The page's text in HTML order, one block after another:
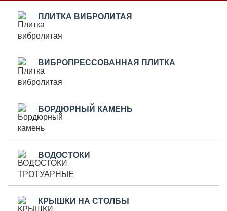
ПЛИТКА ВИБРОЛИТАЯ
ВИБРОПРЕССОВАННАЯ ПЛИТКА
БОРДЮРНЫЙ КАМЕНЬ
ВОДОСТОКИ
КРЫШКИ НА СТОЛБЫ